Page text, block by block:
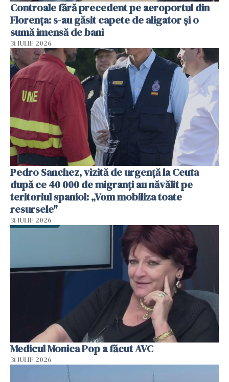
Controale fără precedent pe aeroportul din
Florența: s-au găsit capete de aligator și o
sumă imensă de bani
31 IULIE 2026
Pedro Sanchez, vizită de urgență la Ceuta
după ce 40 000 de migranți au năvălit pe
teritoriul spaniol: „Vom mobiliza toate
resursele"
31 IULIE 2026
Medicul Monica Pop a făcut AVC
31 IULIE 2026